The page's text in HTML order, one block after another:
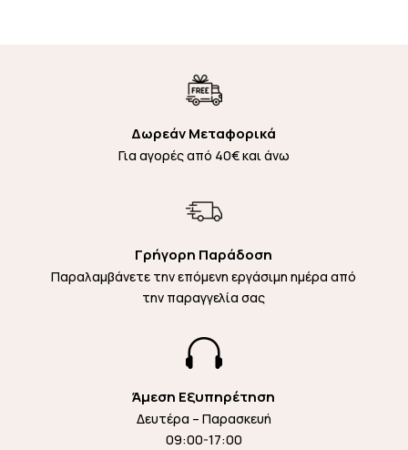
Δωρεάν Μεταφορικά
Για αγορές από 40€ και άνω
Γρήγορη Παράδοση
Παραλαμβάνετε την επόμενη εργάσιμη ημέρα από
την παραγγελία σας

Άμεση Εξυπηρέτηση
Δευτέρα – Παρασκευή
09:00-17:00